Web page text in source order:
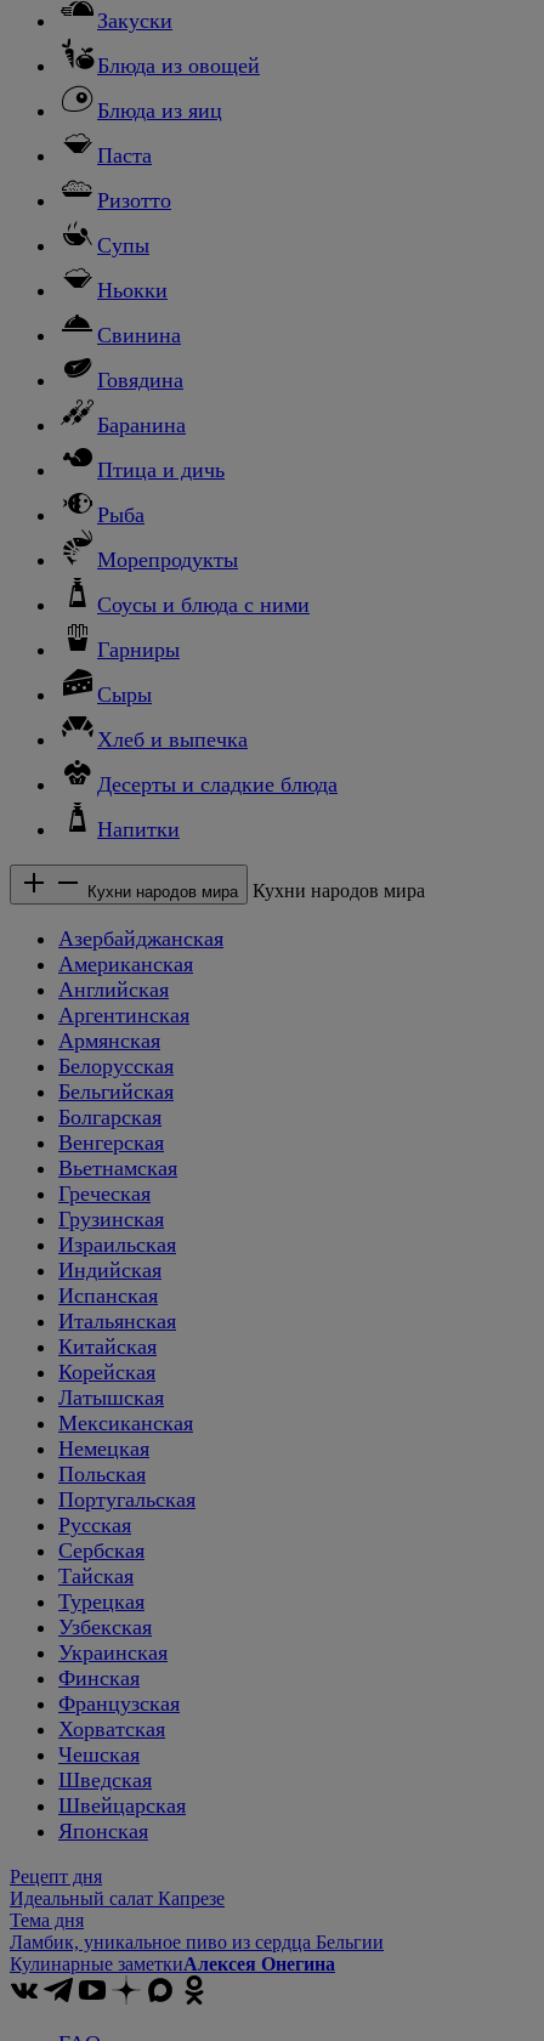
Закуски
Блюда из овощей
Блюда из яиц
Паста
Ризотто
Супы
Ньокки
Свинина
Говядина
Баранина
Птица и дичь
Рыба
Морепродукты
Соусы и блюда с ними
Гарниры
Сыры
Хлеб и выпечка
Десерты и сладкие блюда
Напитки
Кухни народов мира Кухни народов мира
Азербайджанская
Американская
Английская
Аргентинская
Армянская
Белорусская
Бельгийская
Болгарская
Венгерская
Вьетнамская
Греческая
Грузинская
Израильская
Индийская
Испанская
Итальянская
Китайская
Корейская
Латышская
Мексиканская
Немецкая
Польская
Португальская
Русская
Сербская
Тайская
Турецкая
Узбекская
Украинская
Финская
Французская
Хорватская
Чешская
Шведская
Швейцарская
Японская
Рецепт дня
Идеальный салат Капрезе
Тема дня
Ламбик, уникальное пиво из сердца Бельгии
Кулинарные заметкиАлексея Онегина